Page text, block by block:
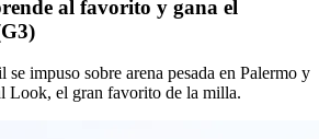
al favorito y gana el
impuso sobre arena pesada en Palermo y
Look, el gran favorito de la milla.